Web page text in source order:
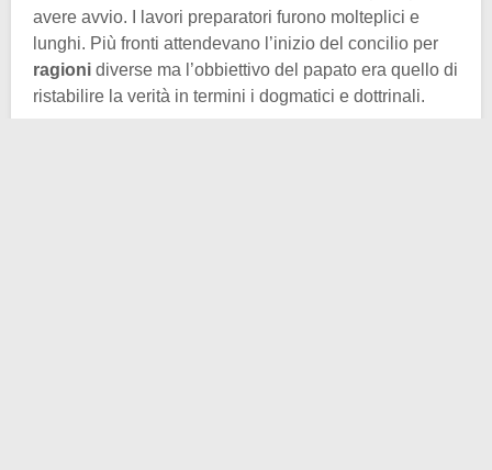
avere avvio. I lavori preparatori furono molteplici e
lunghi. Più fronti attendevano l’inizio del concilio per
ragioni diverse ma l’obbiettivo del papato era quello di
ristabilire la verità in termini i dogmatici e dottrinali.